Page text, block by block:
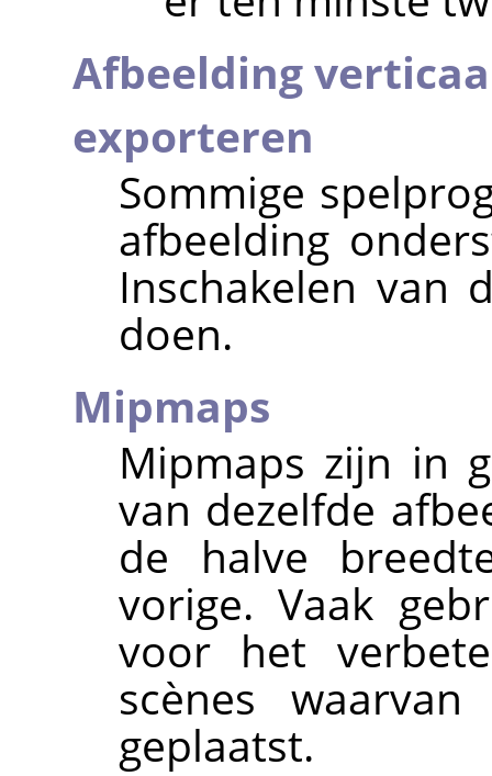
Afbeelding
exporteren
Sommige
afbeelding
Inschakelen van
doen.
Mipmaps
Mipmaps zijn in
van dezelfde
de halve
vorige. Vaak
voor het
scènes
geplaatst.